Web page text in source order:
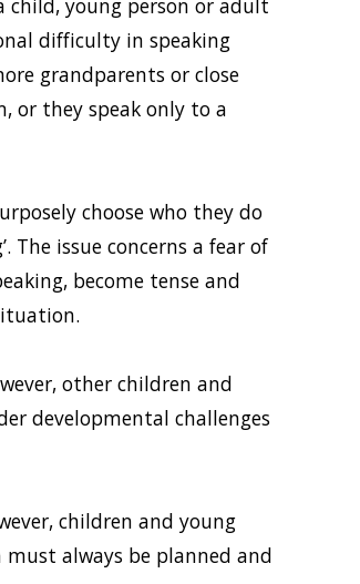
young person or adult
difficulty in speaking
grandparents or close
or they speak only to a
choose who they do
The issue concerns a fear of
become tense and
other children and
developmental challenges
children and young
always be planned and